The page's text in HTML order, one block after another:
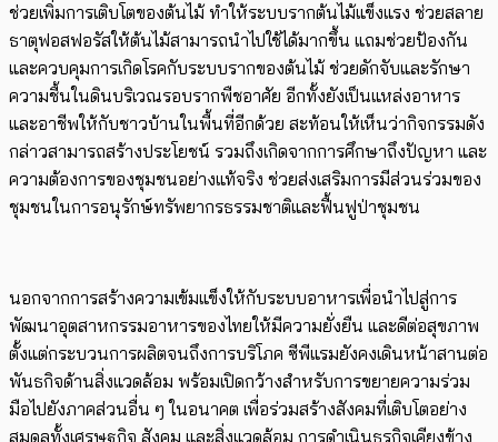
ช่วยเพิ่มการเติบโตของต้นไม้ ทำให้ระบบรากต้นไม้แข็งแรง ช่วยสลาย
ธาตุฟอสฟอรัสให้ต้นไม้สามารถนำไปใช้ได้มากขึ้น แถมช่วยป้องกัน
และควบคุมการเกิดโรคกับระบบรากของต้นไม้ ช่วยดักจับและรักษา
ความชื้นในดินบริเวณรอบรากพืชอาศัย อีกทั้งยังเป็นแหล่งอาหาร
และอาชีพให้กับชาวบ้านในพื้นที่อีกด้วย สะท้อนให้เห็นว่ากิจกรรมดัง
กล่าวสามารถสร้างประโยชน์ รวมถึงเกิดจากการศึกษาถึงปัญหา และ
ความต้องการของชุมชนอย่างแท้จริง ช่วยส่งเสริมการมีส่วนร่วมของ
ชุมชนในการอนุรักษ์ทรัพยากรธรรมชาติและฟื้นฟูป่าชุมชน
นอกจากการสร้างความเข้มแข็งให้กับระบบอาหารเพื่อนำไปสู่การ
พัฒนาอุตสาหกรรมอาหารของไทยให้มีความยั่งยืน และดีต่อสุขภาพ
ตั้งแต่กระบวนการผลิตจนถึงการบริโภค ซีพีแรมยังคงเดินหน้าสานต่อ
พันธกิจด้านสิ่งแวดล้อม พร้อมเปิดกว้างสำหรับการขยายความร่วม
มือไปยังภาคส่วนอื่น ๆ ในอนาคต เพื่อร่วมสร้างสังคมที่เติบโตอย่าง
สมดุลทั้งเศรษฐกิจ สังคม และสิ่งแวดล้อม การดำเนินธุรกิจเคียงข้าง